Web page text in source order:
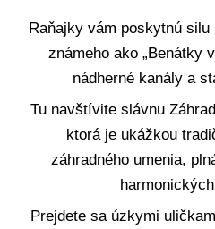
Raňajky vám poskytnú
známeho ako „Benátky
nádherné kanály a
Tu navštívite slávnu
ktorá je ukážkou
záhradného umenia,
Prejdete sa úzkymi